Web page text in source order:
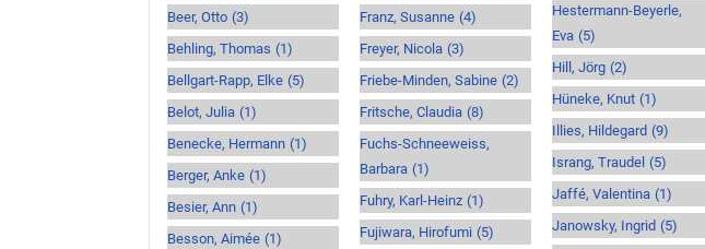
Beer, Otto (3)
Behling, Thomas (1)
Bellgart-Rapp, Elke (5)
Belot, Julia (1)
Benecke, Hermann (1)
Berger, Anke (1)
Besier, Ann (1)
Besson, Aimée (1)
Franz, Susanne (4)
Freyer, Nicola (3)
Friebe-Minden, Sabine (2)
Fritsche, Claudia (8)
Fuchs-Schneeweiss,
Barbara (1)
Fuhry, Karl-Heinz (1)
Fujiwara, Hirofumi (5)
Hestermann-Beyerle,
Eva (5)
Hill, Jörg (2)
Hüneke, Knut (1)
Illies, Hildegard (9)
Israng, Traudel (5)
Jaffé, Valentina (1)
Janowsky, Ingrid (5)